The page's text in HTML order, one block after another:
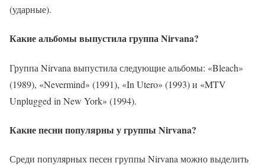
(ударные).
Какие альбомы выпустила группа Nirvana?
Группа Nirvana выпустила следующие альбомы: «Bleach»
(1989), «Nevermind» (1991), «In Utero» (1993) и «MTV
Unplugged in New York» (1994).
Какие песни популярны у группы Nirvana?
Среди популярных песен группы Nirvana можно выделить